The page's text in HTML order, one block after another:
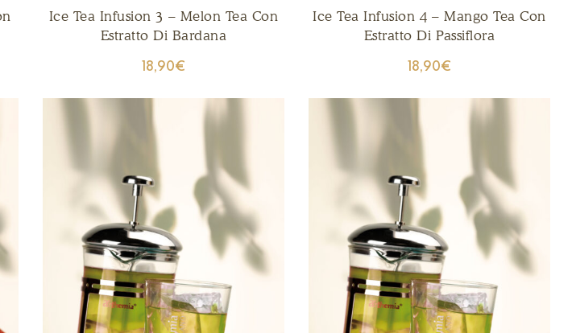
Ice Tea Infusion 3 – Melon Tea Con
Estratto Di Bardana
18,90€
Ice Tea Infusion 4 – Mango Tea Con
Estratto Di Passiflora
18,90€